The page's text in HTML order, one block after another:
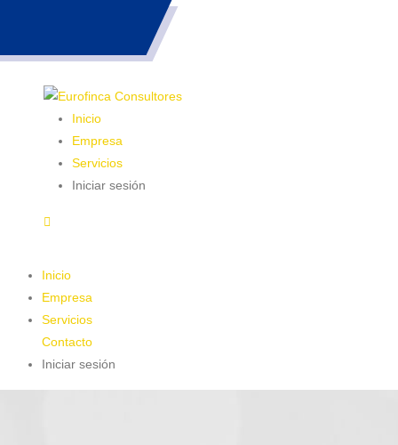
Inicio
Empresa
Servicios
Iniciar sesión
Inicio
Empresa
Servicios
Contacto
Iniciar sesión